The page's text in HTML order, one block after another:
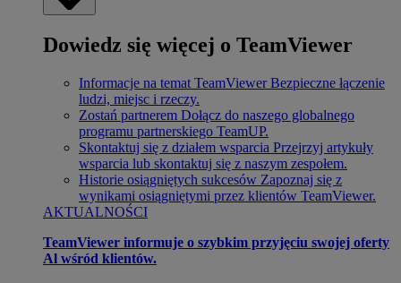
Dowiedz się więcej o TeamViewer
Informacje na temat TeamViewer Bezpieczne łączenie
ludzi, miejsc i rzeczy.
Zostań partnerem Dołącz do naszego globalnego
programu partnerskiego TeamUP.
Skontaktuj się z działem wsparcia Przejrzyj artykuły
wsparcia lub skontaktuj się z naszym zespołem.
Historie osiągniętych sukcesów Zapoznaj się z
wynikami osiągniętymi przez klientów TeamViewer.
AKTUALNOŚCI
TeamViewer informuje o szybkim przyjęciu swojej oferty
Al wśród klientów.